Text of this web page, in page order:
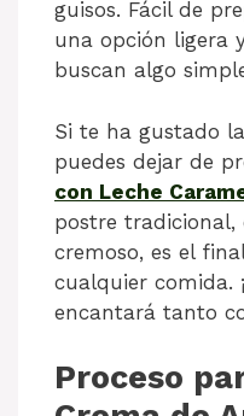
guisos. Fácil de
una opción ligera
buscan algo
Si te ha gustado la
puedes dejar de
con Leche
postre
cremoso, es el
cualquier comida.
encantará tanto
Proceso